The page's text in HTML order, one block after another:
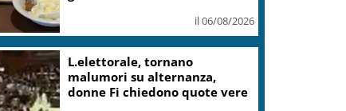
Mattarella: le canzoni di
Guccini parlano di giustizia e
uguaglianza